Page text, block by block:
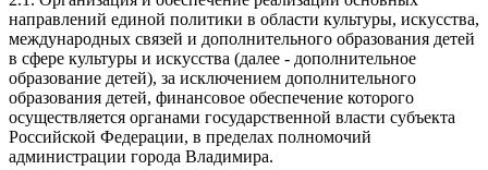
направлений единой политики в области культуры, искусства,
международных связей и дополнительного образования детей
в сфере культуры и искусства (далее - дополнительное
образование детей), за исключением дополнительного
образования детей, финансовое обеспечение которого
осуществляется органами государственной власти субъекта
Российской Федерации, в пределах полномочий
администрации города Владимира.